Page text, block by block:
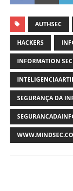
AUTHSEC
HACKERS
INFORMATION
SEGURANÇA DA